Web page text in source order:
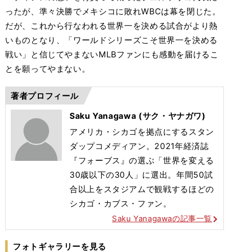
ったが、準々決勝でメキシコに敗れWBCは幕を閉じた。
だが、これから行なわれる世界一を決める試合がより熱
いものとなり、「ワールドシリーズこそ世界一を決める
戦い」と信じてやまないMLBファンにも感動を届けるこ
とを願ってやまない。
著者プロフィール
Saku Yanagawa (サク・ヤナガワ)
アメリカ・シカゴを拠点にするスタン
ダップコメディアン。2021年経済誌
『フォーブス』の選ぶ「世界を変える
30歳以下の30人」に選出。年間50試
合以上をスタジアムで観戦するほどの
シカゴ・カブス・ファン。
Saku Yanagawaの記事一覧
フォトギャラリーを見る